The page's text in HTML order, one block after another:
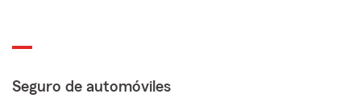
Seguro de automóviles